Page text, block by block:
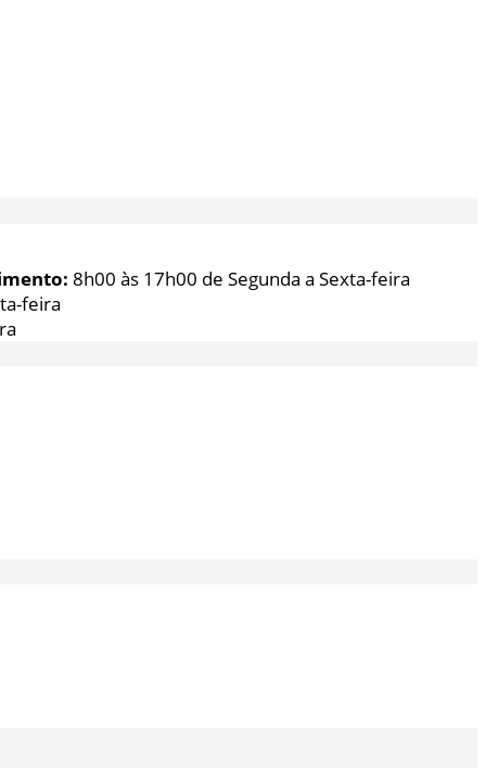
8h00 às 17h00 de Segunda a Sexta-feira
feira